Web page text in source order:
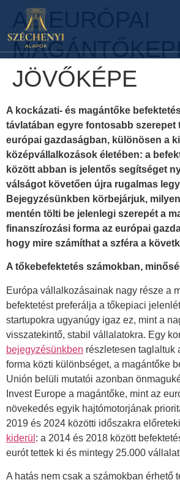
AZ EURÓPAI
JÖVŐKÉPE
A kockázati- és magántőke
távlatában egyre fontosabb szerepet
európai gazdaságban, különösen a
középvállalkozások életében: a
között abban is jelentős segítséget
válságot követően újra rugalmas
Bejegyzésünkben körbejárjuk,
mentén tölti be jelenlegi szerepét a
finanszírozási forma az európai
hogy mire számíthat a szféra a
A tőkebefektetés számokban,
Európa vállalkozásainak nagy része a
befektetést preferálja a tőkepiaci
startupokra ugyanúgy igaz ez, mint a
visszatekintő, stabil vállalatokra. Egy
bejegyzésünkben részletesen taglaltuk
forma közti különbséget, a magántőke
Unión belüli mutatói azonban
Invest Europe a magántőke, mint az
növekedés egyik hajtómotorjának
2019 és 2024 közötti időszakra
kiderül : a 2014 és 2018 között
eurót tettek ki és mintegy 25.000
A hatás nem csak a számokban érhető